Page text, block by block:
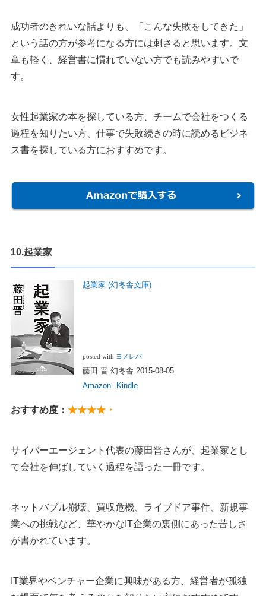
成功者のきれいな話よりも、「こんな失敗をしてきた」
という話の方が参考になる方には刺さると思います。文
章も軽く、経営書に慣れていない方でも読みやすいで
す。
女性起業家の本を探している方、チームで会社をつくる
過程を知りたい方、仕事で失敗続きの時に読めるビジネ
ス書を探している方におすすめです。
10.起業家
起業家 (幻冬舎文庫)
posted with ヨメレバ
藤田 晋 幻冬舎 2015-08-05
Amazon
Kindle
おすすめ度： ★★★★・
サイバーエージェント代表の藤田晋さんが、起業家とし
て会社を伸ばしていく過程を語った一冊です。
ネットバブル崩壊、買収危機、ライブドア事件、新規事
業への挑戦など、華やかなIT企業の裏側にあった苦しさ
が書かれています。
IT業界やベンチャー企業に興味がある方、経営者が孤独